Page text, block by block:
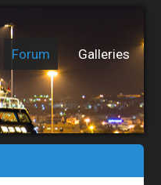
Forum Galleries